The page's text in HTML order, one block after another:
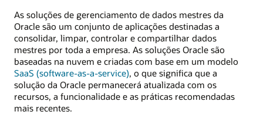
As soluções de gerenciamento de dados mestres da
Oracle são um conjunto de aplicações destinadas a
consolidar, limpar, controlar e compartilhar dados
mestres por toda a empresa. As soluções Oracle são
baseadas na nuvem e criadas com base em um modelo
SaaS (software-as-a-service), o que significa que a
solução da Oracle permanecerá atualizada com os
recursos, a funcionalidade e as práticas recomendadas
mais recentes.